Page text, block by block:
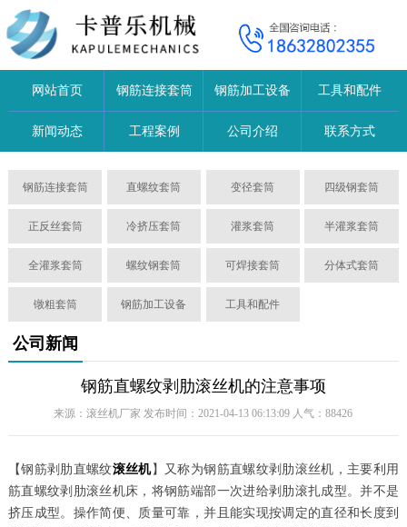
网站首页 钢筋连接套筒 钢筋加工设备 工具和配件
新闻动态 工程案例 公司介绍 联系方式
钢筋连接套筒 直螺纹套筒 变径套筒 四级钢套筒
正反丝套筒 冷挤压套筒 灌浆套筒 半灌浆套筒
全灌浆套筒 螺纹钢套筒 可焊接套筒 分体式套筒
镦粗套筒 钢筋加工设备 工具和配件
公司新闻
钢筋直螺纹剥肋滚丝机的注意事项
来源：滚丝机厂家 发布时间：2021-04-13 06:13:09 人气：88426
【钢筋剥肋直螺纹滚丝机】又称为钢筋直螺纹剥肋滚丝机，主要利用
筋直螺纹剥肋滚丝机床，将钢筋端部一次进给剥肋滚扎成型。并不是
挤压成型。操作简便、质量可靠，并且能实现按调定的直径和长度到